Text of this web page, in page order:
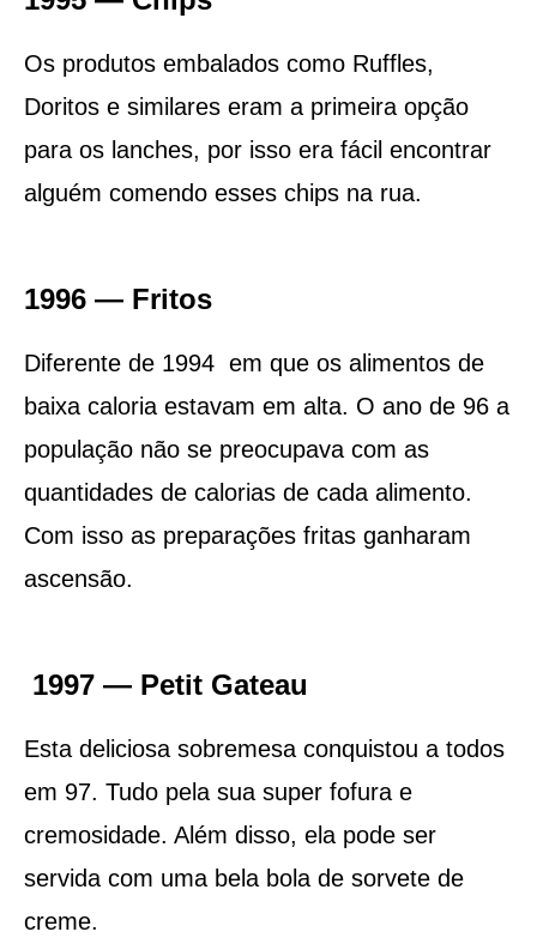
Os produtos embalados como Ruffles,
Doritos e similares eram a primeira opção
para os lanches, por isso era fácil encontrar
alguém comendo esses chips na rua.
1996 — Fritos
Diferente de 1994 em que os alimentos de
baixa caloria estavam em alta. O ano de 96 a
população não se preocupava com as
quantidades de calorias de cada alimento.
Com isso as preparações fritas ganharam
ascensão.
1997 — Petit Gateau
Esta deliciosa sobremesa conquistou a todos
em 97. Tudo pela sua super fofura e
cremosidade. Além disso, ela pode ser
servida com uma bela bola de sorvete de
creme.